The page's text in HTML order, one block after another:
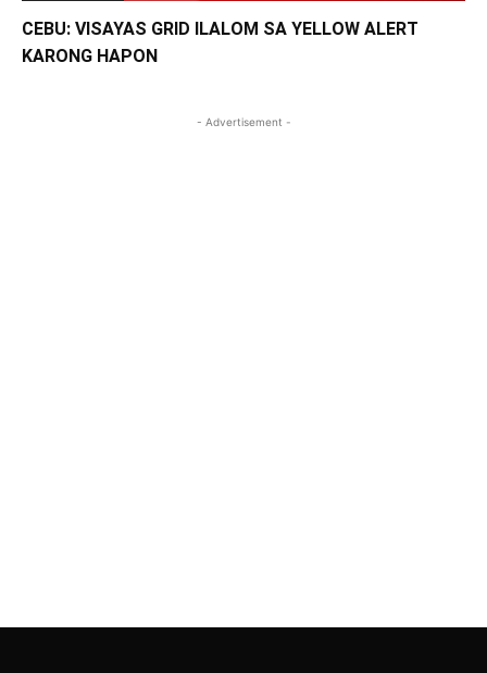
CEBU: VISAYAS GRID ILALOM SA YELLOW ALERT
KARONG HAPON
- Advertisement -